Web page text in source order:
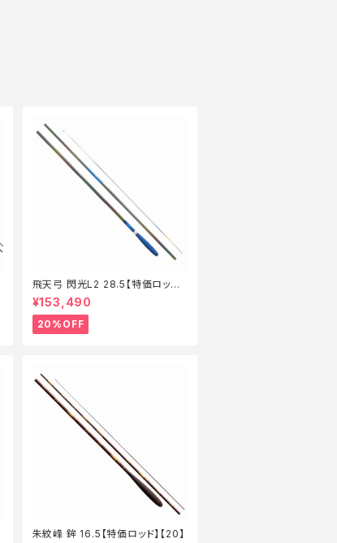
飛天弓 閃光L2 28.5【特価ロッド】
【20】
¥153,490
20%OFF
朱紋峰 鉾 16.5【特価ロッド】【20】